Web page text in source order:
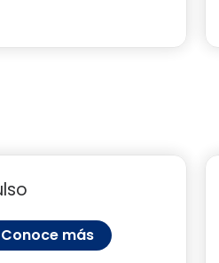
Conoce más